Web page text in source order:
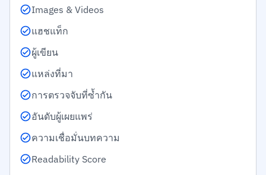
Images & Videos
แฮชแท็ก
ผู้เขียน
แหล่งที่มา
การตรวจจับที่ซ้ำกัน
อันดับผู้เผยแพร่
ความเชื่อมั่นบทความ
Readability Score